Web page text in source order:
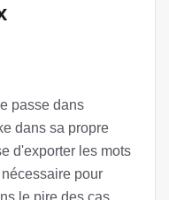
passe dans
dans sa propre
d'exporter les mots
pour
le pire des cas.